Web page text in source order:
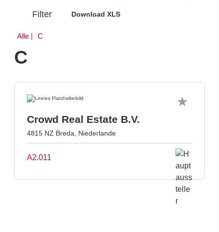
Filter Download XLS
Alle | C
C
Crowd Real Estate B.V.
4815 NZ Breda, Niederlande
A2.011